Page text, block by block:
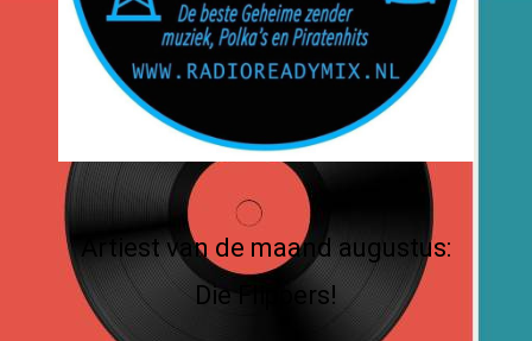
Artiest van de maand augustus:
Die Flippers!